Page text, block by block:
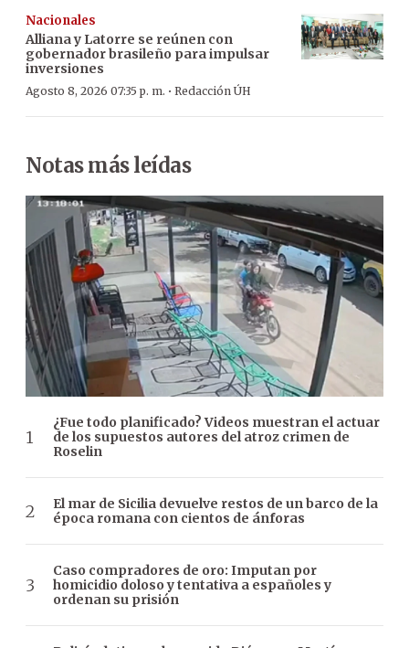
Nacionales
Alliana y Latorre se reúnen con
gobernador brasileño para impulsar
inversiones
Agosto 8, 2026 07:35 p. m. · Redacción ÚH
Notas más leídas
¿Fue todo planificado? Videos muestran el actuar
de los supuestos autores del atroz crimen de
Roselin
El mar de Sicilia devuelve restos de un barco de la
época romana con cientos de ánforas
Caso compradores de oro: Imputan por
homicidio doloso y tentativa a españoles y
ordenan su prisión